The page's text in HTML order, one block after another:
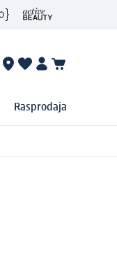
Rasprodaja